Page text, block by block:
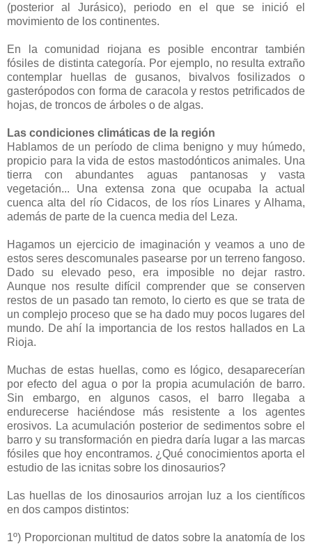
(posterior al Jurásico), periodo en el que se inició el
movimiento de los continentes.
En la comunidad riojana es posible encontrar también
fósiles de distinta categoría. Por ejemplo, no resulta extraño
contemplar huellas de gusanos, bivalvos fosilizados o
gasterópodos con forma de caracola y restos petrificados de
hojas, de troncos de árboles o de algas.
Las condiciones climáticas de la región
Hablamos de un período de clima benigno y muy húmedo,
propicio para la vida de estos mastodónticos animales. Una
tierra con abundantes aguas pantanosas y vasta
vegetación... Una extensa zona que ocupaba la actual
cuenca alta del río Cidacos, de los ríos Linares y Alhama,
además de parte de la cuenca media del Leza.
Hagamos un ejercicio de imaginación y veamos a uno de
estos seres descomunales pasearse por un terreno fangoso.
Dado su elevado peso, era imposible no dejar rastro.
Aunque nos resulte difícil comprender que se conserven
restos de un pasado tan remoto, lo cierto es que se trata de
un complejo proceso que se ha dado muy pocos lugares del
mundo. De ahí la importancia de los restos hallados en La
Rioja.
Muchas de estas huellas, como es lógico, desaparecerían
por efecto del agua o por la propia acumulación de barro.
Sin embargo, en algunos casos, el barro llegaba a
endurecerse haciéndose más resistente a los agentes
erosivos. La acumulación posterior de sedimentos sobre el
barro y su transformación en piedra daría lugar a las marcas
fósiles que hoy encontramos. ¿Qué conocimientos aporta el
estudio de las icnitas sobre los dinosaurios?
Las huellas de los dinosaurios arrojan luz a los científicos
en dos campos distintos:
1º) Proporcionan multitud de datos sobre la anatomía de los